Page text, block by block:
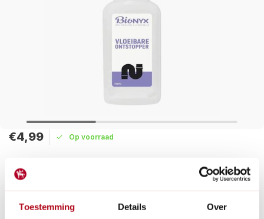
Toestemming Details Over
€4,99 Op voorraad
Levertijd: 1 - 2 werkdagen
De BIOnyx Vloeibare Ontstopper is een natuurlijk alternatief